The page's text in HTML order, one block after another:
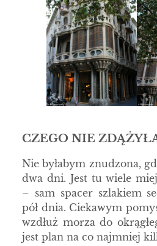
CZEGO NIE
Nie byłabym znudzona,
dwa dni. Jest tu wiele
– sam spacer szlakiem
pół dnia. Ciekawym
wzdłuż morza do
jest plan na co najmniej